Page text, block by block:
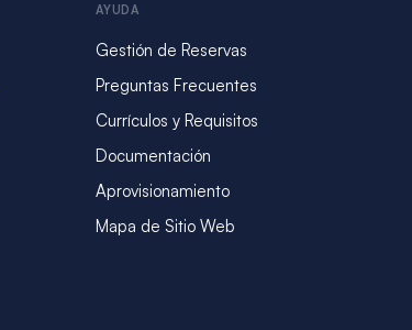
AYUDA
Gestión de Reservas
Preguntas Frecuentes
Currículos y Requisitos
Documentación
Aprovisionamiento
Mapa de Sitio Web